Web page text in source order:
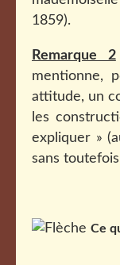
1859).
Remarque 2
mentionne,
attitude, un
les
expliquer »
sans
Ce